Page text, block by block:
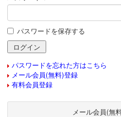
パスワードを保存する
パスワードを忘れた方はこちら
メール会員(無料)登録
有料会員登録
メール会員(無